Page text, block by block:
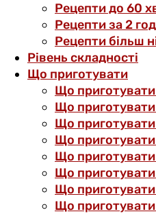
Рецепти до 60
Рецепти за 2
Рецепти більш
Рівень складності
Що приготувати
Що
Що
Що
Що приготувати
Що
Що приготувати
Що приготувати
Що приготувати